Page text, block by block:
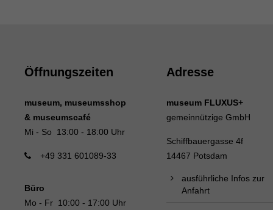
Öffnungszeiten
museum, museumsshop
& museumscafé
Mi - So 13:00 - 18:00 Uhr
+49 331 601089-33
Büro
Mo - Fr 10:00 - 17:00 Uhr
Adresse
museum FLUXUS+
gemeinnützige GmbH
Schiffbauergasse 4f
14467 Potsdam
ausführliche Infos zur
Anfahrt